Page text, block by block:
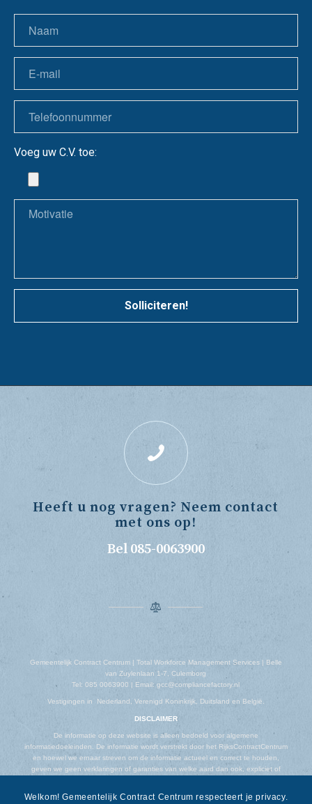
Voeg uw C.V. toe:
Solliciteren!
Heeft u nog vragen? Neem contact
met ons op!
Bel 085-0063900
Gemeentelijk Contract Centrum | Total Workforce Management Services | Belle
van Zuylenlaan 1-7, Culemborg
Tel: 085 0063900 | Email: gcc@compliancefactory.nl
Vestigingen in Nederland, Verenigd Koninkrijk, Duitsland en België.
DISCLAIMER
De informatie op deze website is alleen bedoeld voor algemene
informatiedoeleinden. De informatie wordt verstrekt door het RijksContractCentrum
en hoewel we ernaar streven om de informatie actueel en correct te houden,
geven we geen verklaringen of garanties van welke aard dan ook, expliciet of
Welkom! Gemeentelijk Contract Centrum respecteert je privacy.